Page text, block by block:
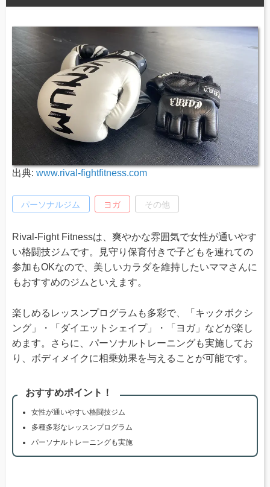
出典: www.rival-fightfitness.com
パーソナルジム ヨガ その他
Rival-Fight Fitnessは、爽やかな雰囲気で女性が通いやす
い格闘技ジムです。見守り保育付きで子どもを連れての
参加もOKなので、美しいカラダを維持したいママさんに
もおすすめのジムといえます。
楽しめるレッスンプログラムも多彩で、「キックボクシ
ング」・「ダイエットシェイプ」・「ヨガ」などが楽し
めます。さらに、パーソナルトレーニングも実施してお
り、ボディメイクに相乗効果を与えることが可能です。
おすすめポイント！
女性が通いやすい格闘技ジム
多種多彩なレッスンプログラム
パーソナルトレーニングも実施